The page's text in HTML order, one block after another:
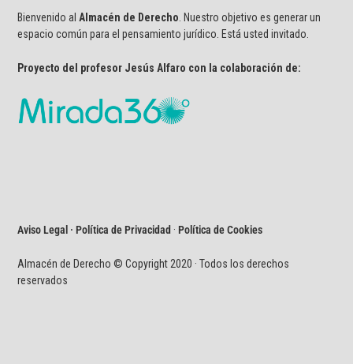
Bienvenido al Almacén de Derecho . Nuestro objetivo es generar un
espacio común para el pensamiento jurídico. Está usted invitado.
Proyecto del profesor Jesús Alfaro con la colaboración de:
Aviso Legal · Política de Privacidad ·Política de Cookies
Almacén de Derecho © Copyright 2020 · Todos los derechos
reservados